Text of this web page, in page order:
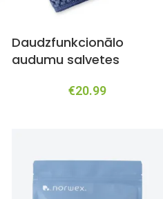
Daudzfunkcionālo
audumu salvetes
€20.99